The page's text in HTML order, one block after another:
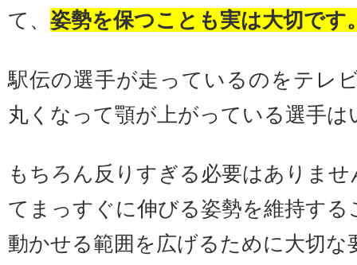
て、 姿勢を保つことも実は大切です
駅伝の選手が走っているのをテレ
丸くなって顎が上がっている選手は
もちろん反りすぎる必要はありま
てまっすぐに伸びる姿勢を維持する
動かせる範囲を広げるために大切な